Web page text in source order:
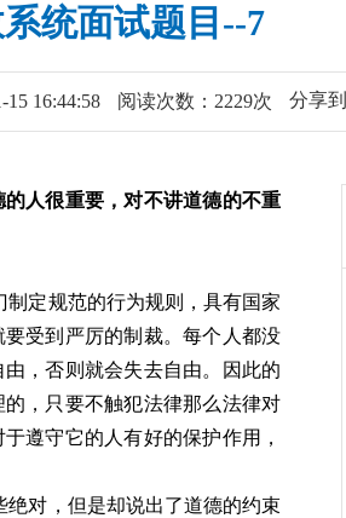
统面试题目--7
16:44:58 阅读次数：2229次 分享
人很重要，对不讲道德的不重
定规范的行为规则，具有国家
受到严厉的制裁。每个人都没
，否则就会失去自由。因此的
，只要不触犯法律那么法律对
遵守它的人有好的保护作用，
对，但是却说出了道德的约束